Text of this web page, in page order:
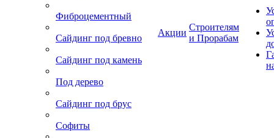
Фиброцементный
Сайдинг под бревно
Сайдинг под камень
Под дерево
Сайдинг под брус
Софиты
Акции
Строителям
и Прорабам